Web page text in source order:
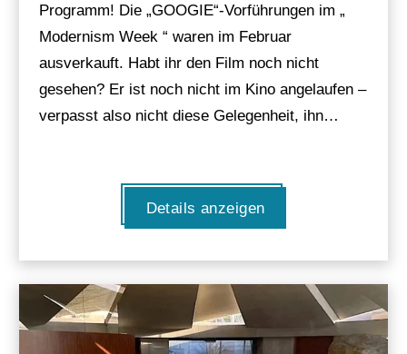
Programm! Die „GOOGIE“-Vorführungen im „
Modernism Week “ waren im Februar
ausverkauft. Habt ihr den Film noch nicht
gesehen? Er ist noch nicht im Kino angelaufen –
verpasst also nicht diese Gelegenheit, ihn…
Details anzeigen